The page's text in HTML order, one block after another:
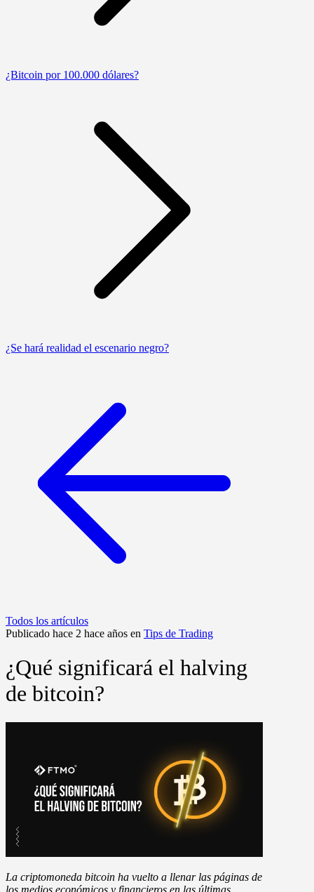
¿Bitcoin por 100.000 dólares?
¿Se hará realidad el escenario negro?
Todos los artículos
Publicado hace 2 hace años en Tips de Trading
¿Qué significará el halving
de bitcoin?
La criptomoneda bitcoin ha vuelto a llenar las páginas de
los medios económicos y financieros en las últimas